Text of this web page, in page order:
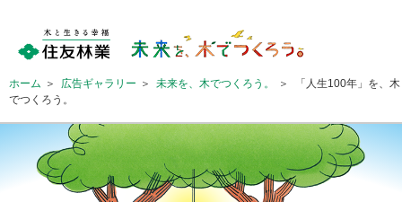
ホーム ＞ 広告ギャラリー ＞ 未来を、木でつくろう。 ＞
「人生100年」を、木
でつくろう。